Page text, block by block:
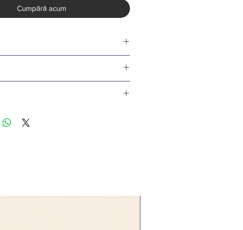
Cumpără acum
amorse, termenul de livrare este de 1-
aici
aici